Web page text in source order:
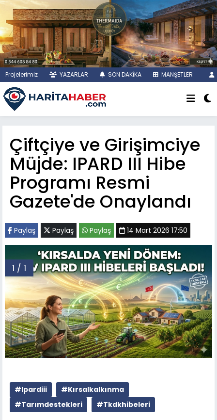
Projelerimiz YAZARLAR SON DAKİKA MANŞETLER
Çiftçiye ve Girişimciye
Müjde: IPARD III Hibe
Programı Resmi
Gazete'de Onaylandı
Paylaş Paylaş Paylaş 14 Mart 2026 17:50
1 / 1
#Ipardiii
#Kırsalkalkınma
#Tarımdestekleri
#Tkdkhibeleri